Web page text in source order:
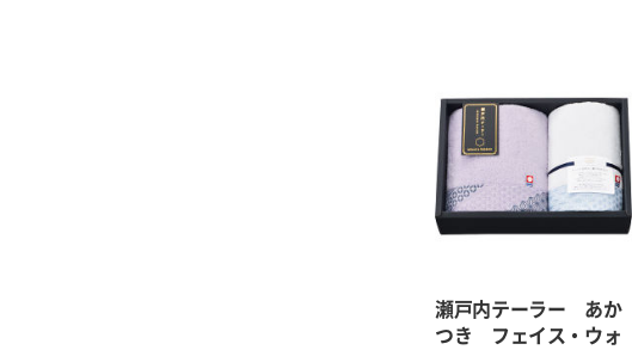
瀬戸内テーラー あか
つき フェイス・ウォ